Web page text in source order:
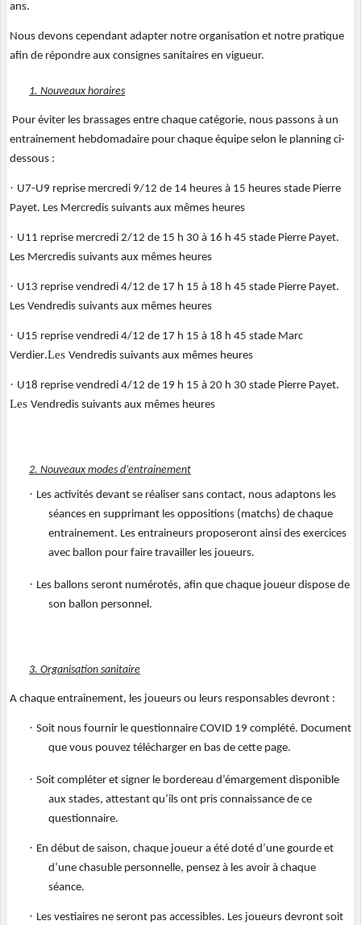
ans.
Nous devons cependant adapter notre organisation et notre pratique
afin de répondre aux consignes sanitaires en vigueur.
1. Nouveaux horaires
Pour éviter les brassages entre chaque catégorie, nous passons à un
entrainement hebdomadaire pour chaque équipe selon le planning ci-
dessous :
· U7-U9 reprise mercredi 9/12 de 14 heures à 15 heures stade Pierre
Payet. Les Mercredis suivants aux mêmes heures
· U11 reprise mercredi 2/12 de 15 h 30 à 16 h 45 stade Pierre Payet.
Les Mercredis suivants aux mêmes heures
· U13 reprise vendredi 4/12 de 17 h 15 à 18 h 45 stade Pierre Payet.
Les Vendredis suivants aux mêmes heures
· U15 reprise vendredi 4/12 de 17 h 15 à 18 h 45 stade Marc
Verdier.Les Vendredis suivants aux mêmes heures
· U18 reprise vendredi 4/12 de 19 h 15 à 20 h 30 stade Pierre Payet.
Les Vendredis suivants aux mêmes heures
2. Nouveaux modes d’entrainement
· Les activités devant se réaliser sans contact, nous adaptons les
séances en supprimant les oppositions (matchs) de chaque
entrainement. Les entraineurs proposeront ainsi des exercices
avec ballon pour faire travailler les joueurs.
· Les ballons seront numérotés, afin que chaque joueur dispose de
son ballon personnel.
3. Organisation sanitaire
A chaque entrainement, les joueurs ou leurs responsables devront :
· Soit nous fournir le questionnaire COVID 19 complété. Document
que vous pouvez télécharger en bas de cette page.
· Soit compléter et signer le bordereau d’émargement disponible
aux stades, attestant qu’ils ont pris connaissance de ce
questionnaire.
· En début de saison, chaque joueur a été doté d’une gourde et
d’une chasuble personnelle, pensez à les avoir à chaque
séance.
· Les vestiaires ne seront pas accessibles. Les joueurs devront soit